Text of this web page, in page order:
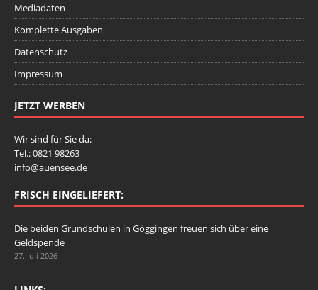
Mediadaten
Komplette Ausgaben
Datenschutz
Impressum
JETZT WERBEN
Wir sind für Sie da:
Tel.: 0821 98263
info@auensee.de
FRISCH EINGELIEFERT:
Die beiden Grundschulen in Göggingen freuen sich über eine
Geldspende
27. Juli 2026